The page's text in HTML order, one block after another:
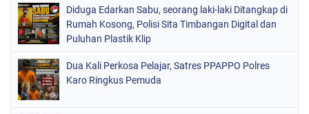
Diduga Edarkan Sabu, seorang laki-laki Ditangkap di
Rumah Kosong, Polisi Sita Timbangan Digital dan
Puluhan Plastik Klip
Dua Kali Perkosa Pelajar, Satres PPAPPO Polres
Karo Ringkus Pemuda